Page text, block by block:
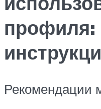
профиля:
Рекомендации